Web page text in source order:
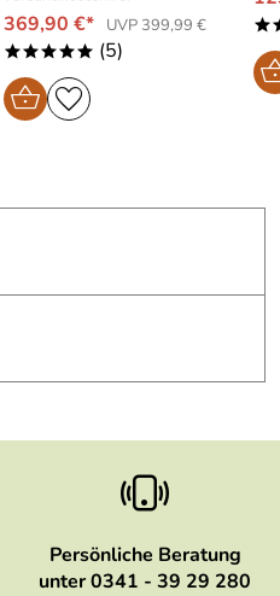
369,90 €* UVP 399,99 €
***** (5)
Persönliche Beratung
unter 0341 - 39 29 280